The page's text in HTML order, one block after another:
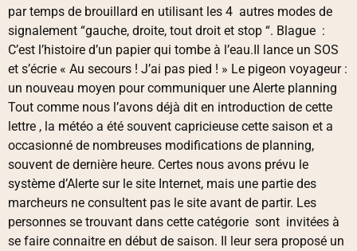
par temps de brouillard en utilisant les 4 autres modes de
signalement “gauche, droite, tout droit et stop “. Blague :
C’est l’histoire d’un papier qui tombe à l’eau.Il lance un SOS
et s’écrie « Au secours ! J’ai pas pied ! » Le pigeon voyageur :
un nouveau moyen pour communiquer une Alerte planning
Tout comme nous l’avons déjà dit en introduction de cette
lettre , la météo a été souvent capricieuse cette saison et a
occasionné de nombreuses modifications de planning,
souvent de dernière heure. Certes nous avons prévu le
système d’Alerte sur le site Internet, mais une partie des
marcheurs ne consultent pas le site avant de partir. Les
personnes se trouvant dans cette catégorie sont invitées à
se faire connaitre en début de saison. Il leur sera proposé un